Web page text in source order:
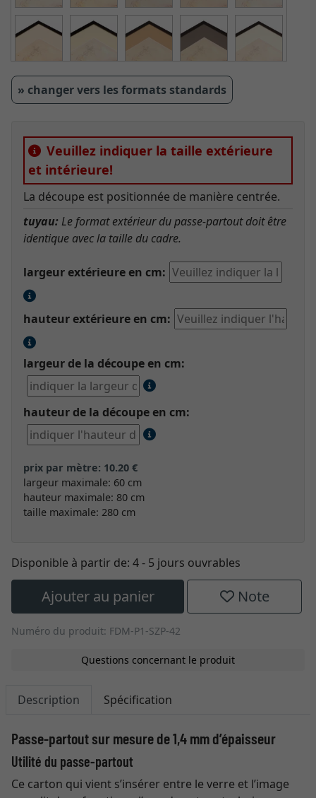
» changer vers les formats standards
Veuillez indiquer la taille extérieure
et intérieure!
La découpe est positionnée de manière centrée.
tuyau: Le format extérieur du passe-partout doit être
identique avec la taille du cadre.
largeur extérieure en cm:
hauteur extérieure en cm:
largeur de la découpe en cm:
hauteur de la découpe en cm:
prix par mètre: 10.20 €
largeur maximale: 60 cm
hauteur maximale: 80 cm
taille maximale: 280 cm
Disponible à partir de: 4 - 5 jours ouvrables
Ajouter au panier Note
Numéro du produit: FDM-P1-SZP-42
Questions concernant le produit
Description Spécification
Passe-partout sur mesure de 1,4 mm d’épaisseur
Utilité du passe-partout
Ce carton qui vient s’insérer entre le verre et l’image